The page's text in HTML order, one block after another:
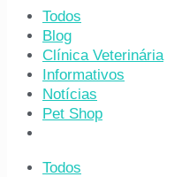
Todos
Blog
Clínica Veterinária
Informativos
Notícias
Pet Shop
Todos